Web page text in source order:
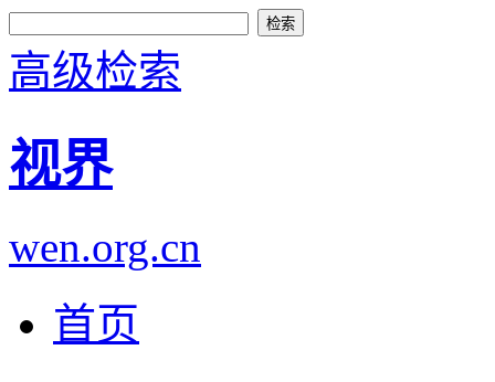
高级检索
视界
wen.org.cn
首页